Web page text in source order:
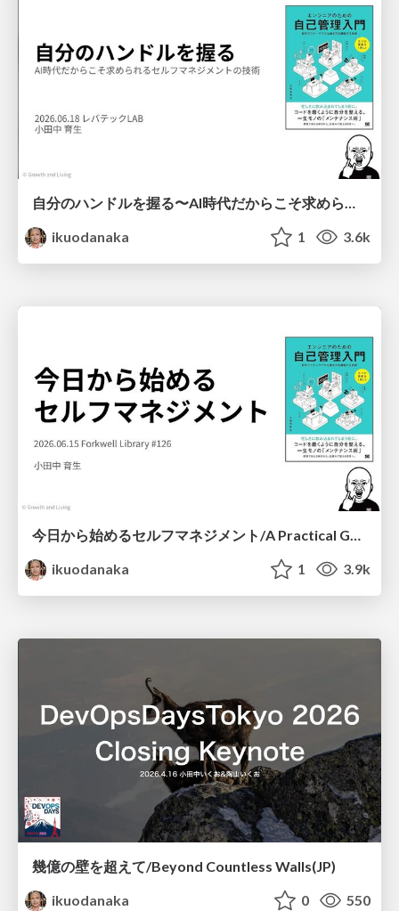
自分のハンドルを握る〜AI時代だからこそ求められるセルフマネジメントの技術/Self-Management Skills Needed More Than Ever in the AI Era
ikuodanaka
1 3.6k
ikuodanaka
1 3.9k
幾億の壁を超えて/Beyond Countless Walls(JP)
ikuodanaka
0 550